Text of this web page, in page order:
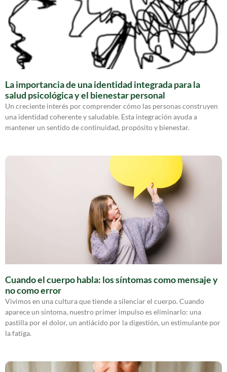
La importancia de una identidad integrada para la
salud psicológica y el bienestar personal
Un creciente interés por comprender cómo las personas construyen
una identidad coherente y saludable. Esta integración ayuda a
mantener un sentido de continuidad, propósito y bienestar.
Cuando el cuerpo habla: los síntomas como mensaje y
no como error
Vivimos en una cultura que tiende a silenciar el cuerpo. Cuando
aparece un síntoma, nuestro primer impulso es eliminarlo: una
pastilla por el dolor, un antiácido por la digestión, un estimulante por
la fatiga.